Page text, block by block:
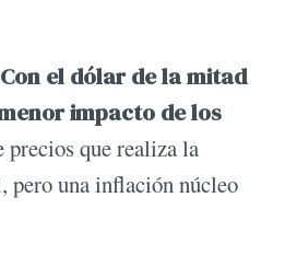
Con el dólar de la mitad
impacto de los
precios que realiza la
pero una inflación núcleo